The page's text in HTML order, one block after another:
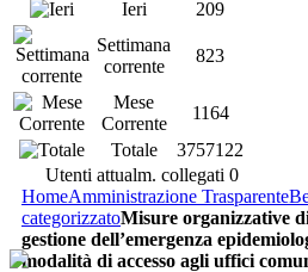
Ieri
209
Settimana
corrente
823
Mese
Corrente
1164
Totale
3757122
Utenti attualm. collegati 0
HomeAmministrazione Trasparente
categorizzatoMisure organizzative
gestione dell’emergenza
modalità di accesso agli uffici